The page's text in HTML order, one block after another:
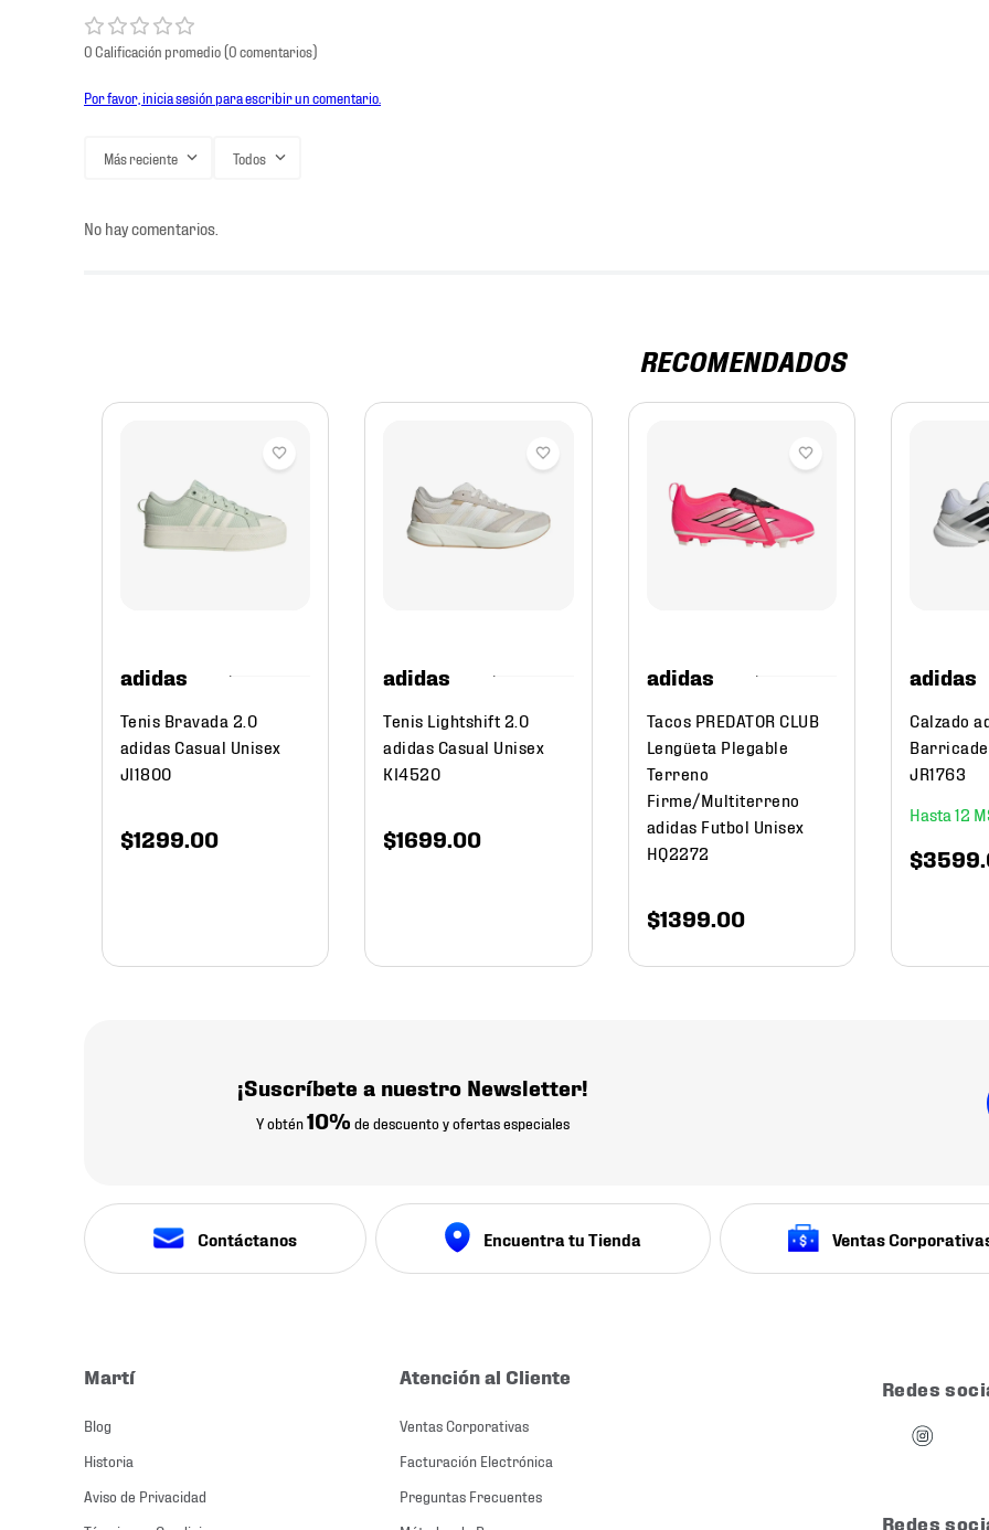
0 Calificación promedio(0 comentarios)
Por favor, inicia sesión para escribir un comentario.
Más reciente Todos
No hay comentarios.
RECOMENDADOS
adidas
Tenis Bravada 2.0
adidas Casual Unisex
JI1800
$1299.00
adidas
Tenis Lightshift 2.0
adidas Casual Unisex
KI4520
$1699.00
adidas
Tacos PREDATOR CLUB
Lengüeta Plegable
Terreno
Firme/Multiterreno
adidas Futbol Unisex
HQ2272
$1399.00
adidas
Calzado
JR1763
12
$3599.
¡Suscríbete a nuestro Newsletter!
Y obtén10% de descuento y ofertas especiales
Contáctanos Encuentra tu Tienda Ventas
Martí
Blog
Historia
Aviso de Privacidad
Atención al Cliente
Ventas Corporativas
Facturación Electrónica
Preguntas Frecuentes
Redes
Redes